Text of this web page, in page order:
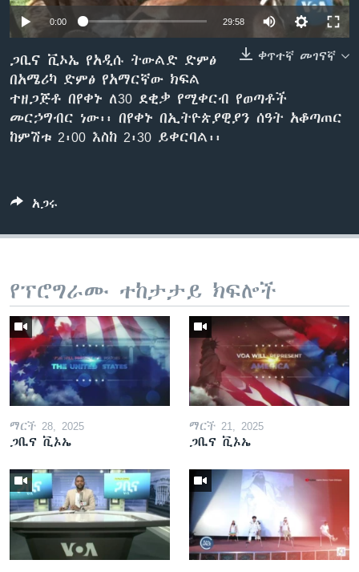
ቋንቋዎች
0:00 29:58
ቀጥተኛ መገናኛ
ጋቢና ቪኦኤ የአዲሱ ትውልድ ድምፅ
በአሜሪካ ድምፅ የአማርኛው ክፍል
ተዘጋጅቶ በየቀኑ ለ30 ደቂቃ የሚቀርብ የወጣቶች
መርኃግብር ነው፡፡ በየቀኑ በኢትዮጵያዊያን ሰዓት አቆጣጠር
ከምሽቱ 2፡00 እስከ 2፡30 ይቀርባል፡፡
አጋሩ
የፕሮግራሙ ተከታታይ ክፍሎች
ማርች 28, 2025
ጋቢና ቪኦኤ
ማርች 21, 2025
ጋቢና ቪኦኤ